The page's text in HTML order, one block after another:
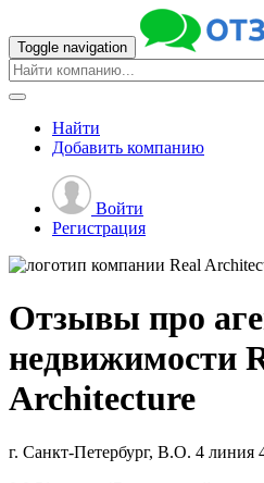
Toggle navigation
Найти
Добавить компанию
Войти
Регистрация
Отзывы про
недвижимости
Architecture
г. Санкт-Петербург, В.О. 4 линия